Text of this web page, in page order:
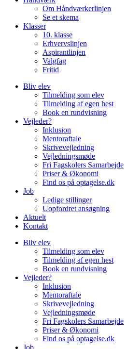
Om Håndværkerlinjen
Se et skema
Klasser
10. klasse
Erhvervslinjen
Aspirantlinjen
Valgfag
Fritid
Bliv elev
Tilmelding som elev
Tilmelding af egen hest
Book en rundvisning
Vejleder?
Inklusion
Mentoraftale
Skrivevejledning
Vejledningsmøde
Fri Fagskolers Samarbejde
Priser & Økonomi
Find os på optagelse.dk
Job
Ledige stillinger
Uopfordret ansøgning
Aktuelt
Kontakt
Bliv elev
Tilmelding som elev
Tilmelding af egen hest
Book en rundvisning
Vejleder?
Inklusion
Mentoraftale
Skrivevejledning
Vejledningsmøde
Fri Fagskolers Samarbejde
Priser & Økonomi
Find os på optagelse.dk
Job